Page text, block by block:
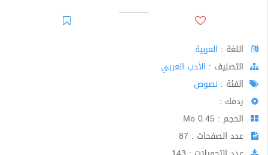
اللغة : العربية
اﻟﺘﺼﻨﻴﻒ : الأدب العربي
الفئة : نصوص
ردمك :
الحجم : 0.45 Mo
عدد الصفحات : 87